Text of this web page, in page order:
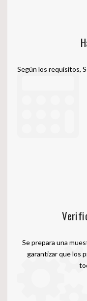
Según los requisitos,
Se prepara una
garantizar que los